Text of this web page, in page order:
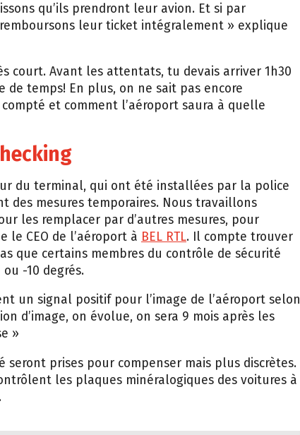
qu’ils prendront leur avion. Et si par
leur ticket intégralement » explique
court. Avant les attentats, tu devais arriver 1h30
de temps! En plus, on ne sait pas encore
et comment l’aéroport saura à quelle
du terminal, qui ont été installées par la police
des mesures temporaires. Nous travaillons
les remplacer par d’autres mesures, pour
CEO de l’aéroport à BEL RTL. Il compte trouver
que certains membres du contrôle de sécurité
-10 degrés.
un signal positif pour l’image de l’aéroport selon
d’image, on évolue, on sera 9 mois après les
»
seront prises pour compenser mais plus discrètes.
les plaques minéralogiques des voitures à